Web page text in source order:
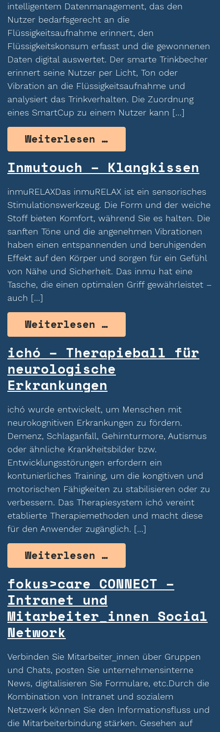
intelligentem Datenmanagement, das den
Nutzer bedarfsgerecht an die
Flüssigkeitsaufnahme erinnert, den
Flüssigkeitskonsum erfasst und die gewonnenen
Daten digital auswertet. Der smarte Trinkbecher
erinnert seine Nutzer per Licht, Ton oder
Vibration an die Flüssigkeitsaufnahme und
analysiert das Trinkverhalten. Die Zuordnung
eines SmartCup zu einem Nutzer kann […]
Weiterlesen …from LAQA Smart
Inmutouch – Klangkissen
inmuRELAXDas inmuRELAX ist ein sensorisches
Stimulationswerkzeug. Die Form und der weiche
Stoff bieten Komfort, während Sie es halten. Die
sanften Töne und die angenehmen Vibrationen
haben einen entspannenden und beruhigenden
Effekt auf den Körper und sorgen für ein Gefühl
von Nähe und Sicherheit. Das inmu hat eine
Tasche, die einen optimalen Griff gewährleistet –
auch […]
Weiterlesen …from Inmutouch –
ichó – Therapieball für
neurologische
Erkrankungen
ichó wurde entwickelt, um Menschen mit
neurokognitiven Erkrankungen zu fördern.
Demenz, Schlaganfall, Gehirnturmore, Autismus
oder ähnliche Krankheitsbilder bzw.
Entwicklungsstörungen erfordern ein
kontunierliches Training, um die kongitiven und
motorischen Fähigkeiten zu stabilisieren oder zu
verbessern. Das Therapiesystem ichó vereint
etablierte Therapiemethoden und macht diese
für den Anwender zugänglich. […]
Weiterlesen …from ichó –
fokus>care CONNECT –
Intranet und
Mitarbeiter_innen Social
Network
Verbinden Sie Mitarbeiter_innen über Gruppen
und Chats, posten Sie unternehmensinterne
News, digitalisieren Sie Formulare, etc.Durch die
Kombination von Intranet und sozialem
Netzwerk können Sie den Informationsfluss und
die Mitarbeiterbindung stärken. Gesehen auf